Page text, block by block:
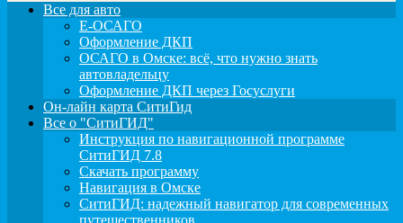
Все для авто
Е-ОСАГО
Оформление ДКП
ОСАГО в Омске: всё, что нужно знать
автовладельцу
Оформление ДКП через Госуслуги
Он-лайн карта СитиГид
Все о "СитиГИД"
Инструкция по навигационной программе
СитиГИД 7.8
Скачать программу
Навигация в Омске
СитиГИД: надежный навигатор для современных
путешественников.